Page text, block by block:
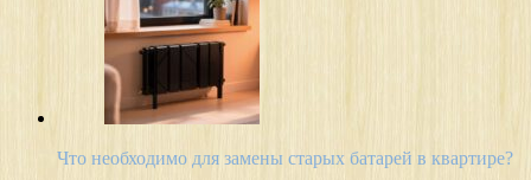
Что необходимо для замены старых батарей в квартире?